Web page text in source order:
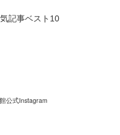
気記事ベスト10
公式Instagram